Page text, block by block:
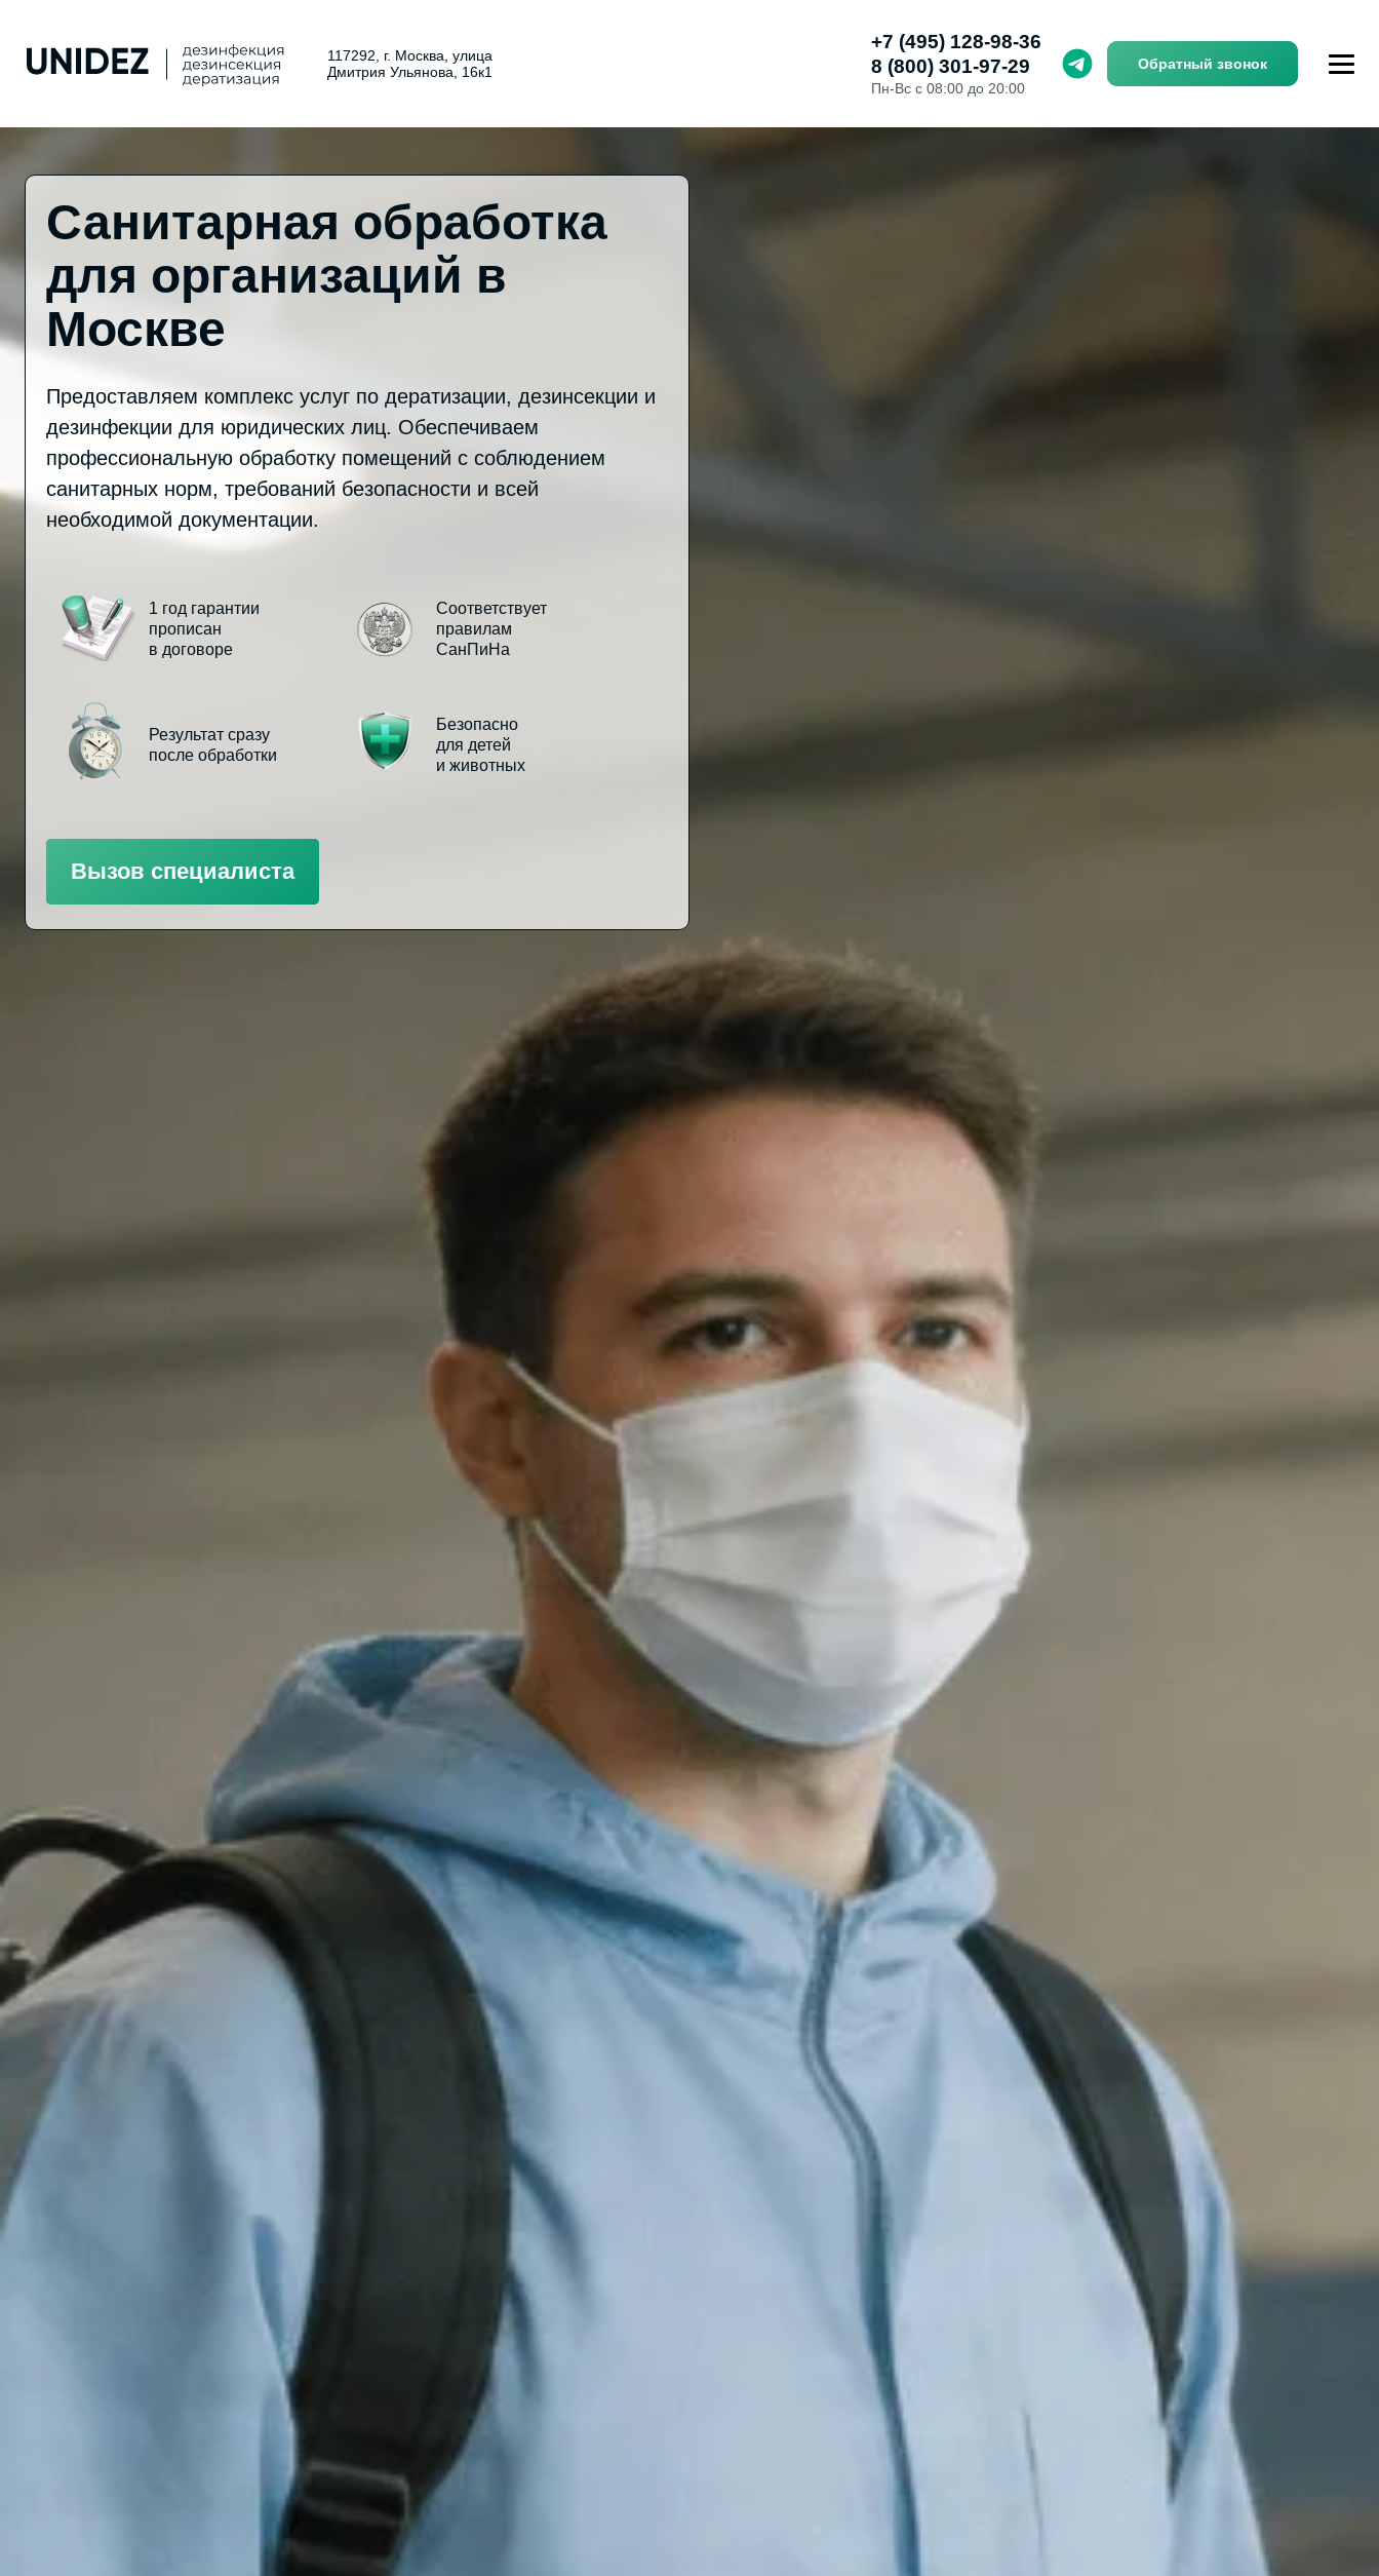
117292, г. Москва, улица
Дмитрия Ульянова, 16к1
+7 (495) 128-98-36
8 (800) 301-97-29
Пн-Вс с 08:00 до 20:00
Обратный звонок
Санитарная обработка
для организаций в
Москве
Предоставляем комплекс услуг по дератизации, дезинсекции и
дезинфекции для юридических лиц. Обеспечиваем
профессиональную обработку помещений с соблюдением
санитарных норм, требований безопасности и всей
необходимой документации.
1 год гарантии
прописан
в договоре
Соответствует
правилам
СанПиНа
Результат сразу
после обработки
Безопасно
для детей
и животных
Вызов специалиста